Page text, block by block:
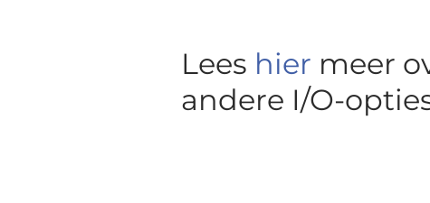
Lees hier meer
andere I/O-